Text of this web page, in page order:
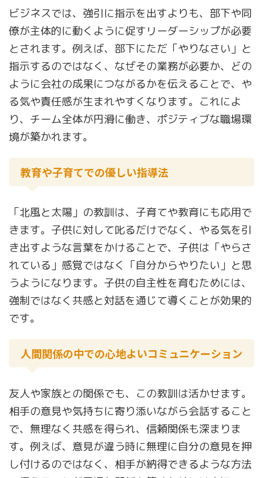
ビジネスでは、強引に指示を出すよりも、部下や同
僚が主体的に動くように促すリーダーシップが必要
とされます。例えば、部下にただ「やりなさい」と
指示するのではなく、なぜその業務が必要か、どの
ように会社の成果につながるかを伝えることで、や
る気や責任感が生まれやすくなります。これによ
り、チーム全体が円滑に働き、ポジティブな職場環
境が築かれます。
教育や子育てでの優しい指導法
「北風と太陽」の教訓は、子育てや教育にも応用で
きます。子供に対して叱るだけでなく、やる気を引
き出すような言葉をかけることで、子供は「やらさ
れている」感覚ではなく「自分からやりたい」と思
うようになります。子供の自主性を育むためには、
強制ではなく共感と対話を通じて導くことが効果的
です。
人間関係の中での心地よいコミュニケーション
友人や家族との関係でも、この教訓は活かせます。
相手の意見や気持ちに寄り添いながら会話すること
で、無理なく共感を得られ、信頼関係も深まりま
す。例えば、意見が違う時に無理に自分の意見を押
し付けるのではなく、相手が納得できるような方法